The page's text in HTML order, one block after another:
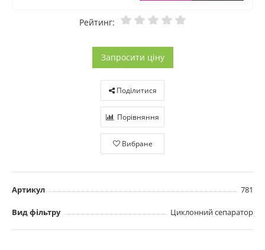
Рейтинг:
Запросити ціну
Поділитися
Порівняння
Вибране
Артикул 781
Вид фільтру Циклонний сепаратор